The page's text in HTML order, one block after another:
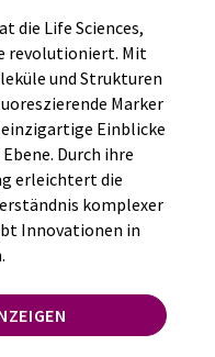
die Life Sciences,
revolutioniert. Mit
und Strukturen
Marker
Einblicke
Durch ihre
erleichtert die
komplexer
Innovationen in